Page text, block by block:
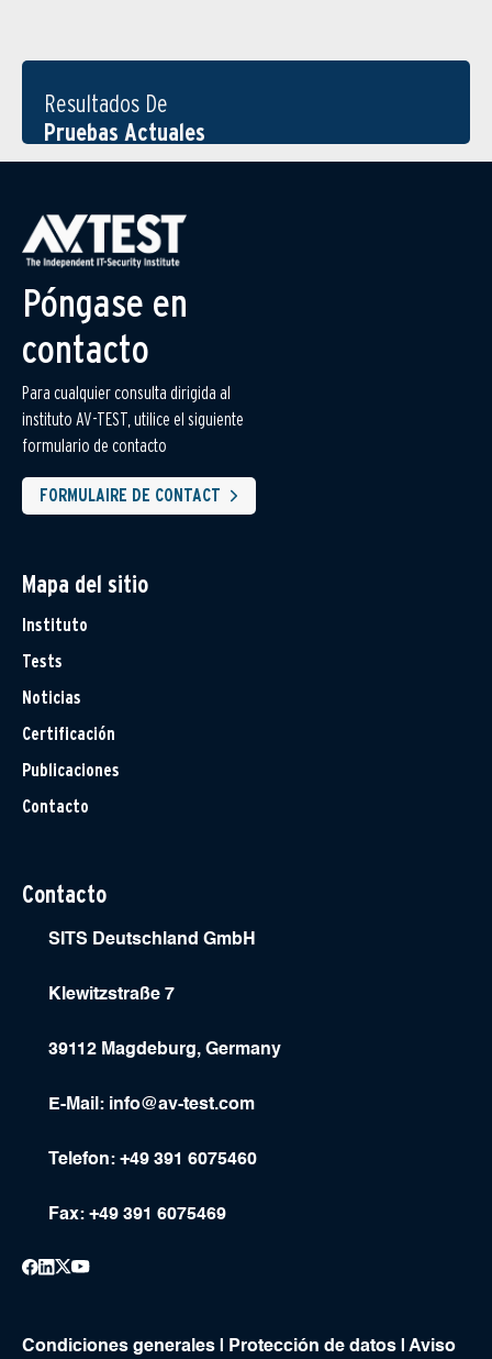
Resultados De
Pruebas Actuales
Póngase en
contacto
Para cualquier consulta dirigida al
instituto AV-TEST, utilice el siguiente
formulario de contacto
FORMULAIRE DE CONTACT
Mapa del sitio
Instituto
Tests
Noticias
Certificación
Publicaciones
Contacto
Contacto
SITS Deutschland GmbH
Klewitzstraße 7
39112 Magdeburg, Germany
E-Mail: info@av-test.com
Telefon: +49 391 6075460
Fax: +49 391 6075469
Condiciones generales Protección de datos Aviso